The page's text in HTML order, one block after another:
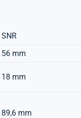
SNR
56 mm
18 mm
89,6 mm